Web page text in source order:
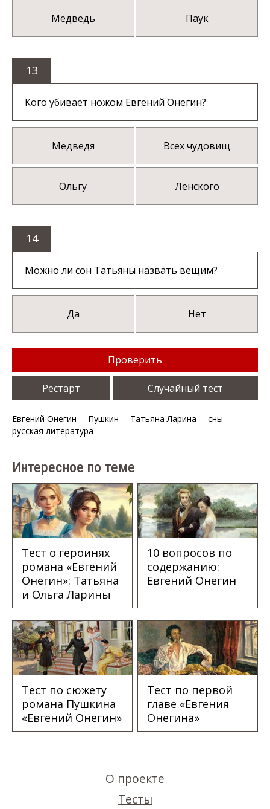
Медведь Паук
13
Кого убивает ножом Евгений Онегин?
Медведя Всех чудовищ
Ольгу Ленского
14
Можно ли сон Татьяны назвать вещим?
Да Нет
Проверить
Рестарт Случайный тест
Евгений Онегин Пушкин Татьяна Ларина
сны
русская литература
Интересное по теме
Тест о героинях
романа «Евгений
Онегин»: Татьяна
и Ольга Ларины
10 вопросов по
содержанию:
Евгений Онегин
Тест по сюжету
романа Пушкина
«Евгений Онегин»
Тест по первой
главе «Евгения
Онегина»
О проекте
Тесты